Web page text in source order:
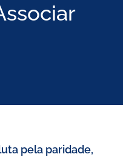
pela paridade,